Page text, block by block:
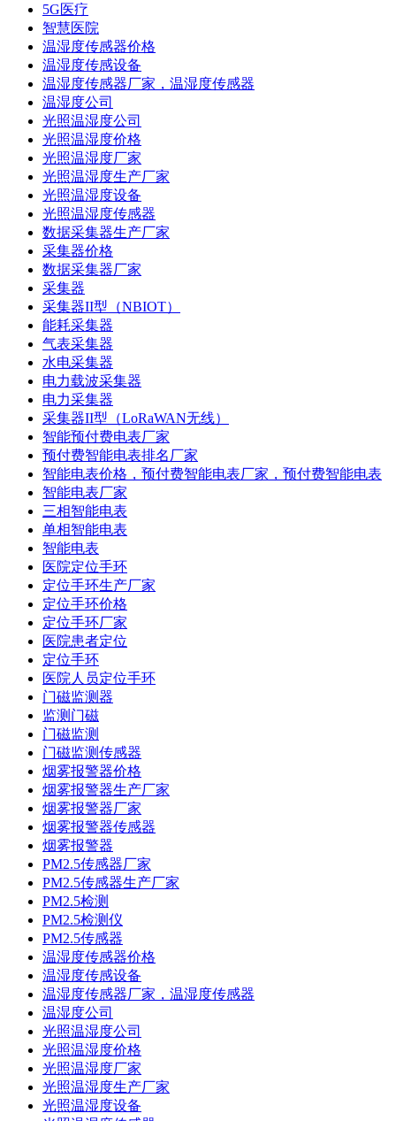
5G医疗
智慧医院
温湿度传感器价格
温湿度传感设备
温湿度传感器厂家，温湿度传感器
温湿度公司
光照温湿度公司
光照温湿度价格
光照温湿度厂家
光照温湿度生产厂家
光照温湿度设备
光照温湿度传感器
数据采集器生产厂家
采集器价格
数据采集器厂家
采集器
采集器II型（NBIOT）
能耗采集器
气表采集器
水电采集器
电力载波采集器
电力采集器
采集器II型（LoRaWAN无线）
智能预付费电表厂家
预付费智能电表排名厂家
智能电表价格，预付费智能电表厂家，预付费智能电表
智能电表厂家
三相智能电表
单相智能电表
智能电表
医院定位手环
定位手环生产厂家
定位手环价格
定位手环厂家
医院患者定位
定位手环
医院人员定位手环
门磁监测器
监测门磁
门磁监测
门磁监测传感器
烟雾报警器价格
烟雾报警器生产厂家
烟雾报警器厂家
烟雾报警器传感器
烟雾报警器
PM2.5传感器厂家
PM2.5传感器生产厂家
PM2.5检测
PM2.5检测仪
PM2.5传感器
温湿度传感器价格
温湿度传感设备
温湿度传感器厂家，温湿度传感器
温湿度公司
光照温湿度公司
光照温湿度价格
光照温湿度厂家
光照温湿度生产厂家
光照温湿度设备